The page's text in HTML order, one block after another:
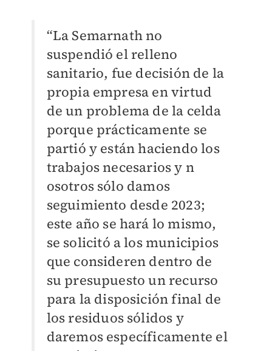
“La Semarnath no
suspendió el relleno
sanitario, fue decisión de la
propia empresa en virtud
de un problema de la celda
porque prácticamente se
partió y están haciendo los
trabajos necesarios y n
osotros sólo damos
seguimiento desde 2023;
este año se hará lo mismo,
se solicitó a los municipios
que consideren dentro de
su presupuesto un recurso
para la disposición final de
los residuos sólidos y
daremos específicamente el